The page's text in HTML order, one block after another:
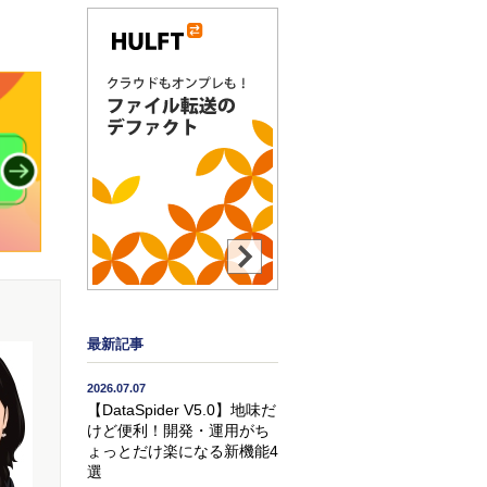
最新記事
2026.07.07
【DataSpider V5.0】地味だ
けど便利！開発・運用がち
ょっとだけ楽になる新機能4
選